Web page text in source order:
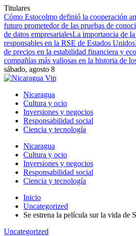
Titulares
Cómo Estocolmo definió la cooperación
futuro prometedor de las pruebas de
de datos empresarialesLa importancia de
responsables en la RSE de Estados Unidos
de precios en la estabilidad financiera y
compañías más valiosas en la historia de
sábado, agosto 8
Nicaragua
Cultura y ocio
Inversiones y negocios
Responsabilidad social
Ciencia y tecnología
Nicaragua
Cultura y ocio
Inversiones y negocios
Responsabilidad social
Ciencia y tecnología
Inicio
Uncategorized
Se estrena la película sur la vida de
Uncategorized